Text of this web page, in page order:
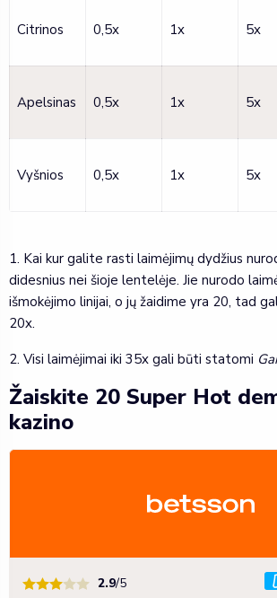
Citrinos 0,5x 1x 5x
Apelsinas 0,5x 1x 5x
Vyšnios 0,5x 1x 5x
1. Kai kur galite rasti laimėjimų dydžius
didesnius nei šioje lentelėje. Jie nurodo
išmokėjimo linijai, o jų žaidime yra 20, tad
20x.
2. Visi laimėjimai iki 35x gali būti statomi
Žaiskite 20 Super Hot
kazino
2.9/5